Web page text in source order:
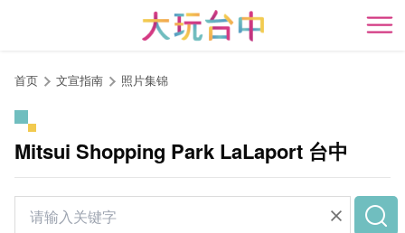
开
首页 文宣指南 照片集锦
Mitsui Shopping Park LaLaport 台中